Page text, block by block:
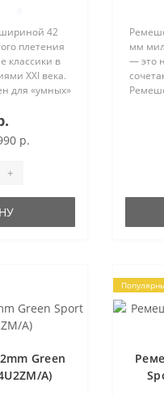
42
плетения
классики в
XXI века.
для «умных»
р.
+
мм
— это
Green
A)